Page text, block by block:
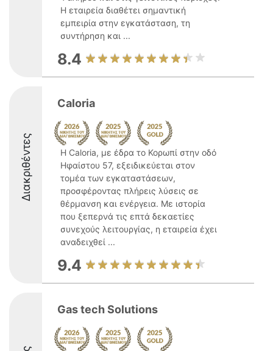
Η εταιρεία διαθέτει σημαντική
εμπειρία στην εγκατάσταση, τη
συντήρηση και ...
8.4
Διακριθέντες
Caloria
Η Caloria, με έδρα το Κορωπί στην οδό
Ηφαίστου 57, εξειδικεύεται στον
τομέα των εγκαταστάσεων,
προσφέροντας πλήρεις λύσεις σε
θέρμανση και ενέργεια. Με ιστορία
που ξεπερνά τις επτά δεκαετίες
συνεχούς λειτουργίας, η εταιρεία έχει
αναδειχθεί ...
9.4
Gas tech Solutions